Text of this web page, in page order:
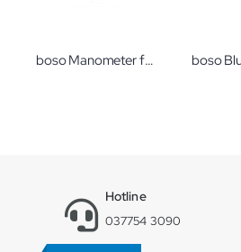
boso Manometer für BS 90
Hotline
037754 3090